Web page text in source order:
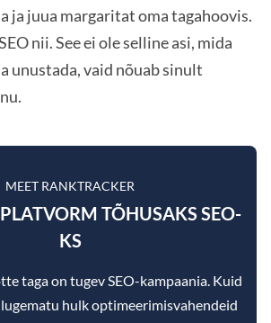
ja juua margaritat oma tagahoovis.
nii. See ei ole selline asi, mida
unustada, vaid nõuab sinult
MEET RANKTRACKER
TÕHUSAKS SEO-
KS
taga on tugev SEO-kampaania. Kuid
hulk optimeerimisvahendeid